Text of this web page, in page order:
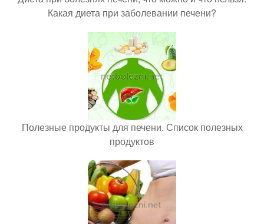
Какая диета при заболевании печени?
Полезные продукты для печени. Список полезных
продуктов